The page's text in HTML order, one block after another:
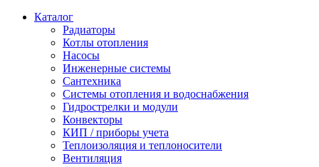
Каталог
Радиаторы
Котлы отопления
Насосы
Инженерные системы
Сантехника
Системы отопления и водоснабжения
Гидрострелки и модули
Конвекторы
КИП / приборы учета
Теплоизоляция и теплоносители
Вентиляция